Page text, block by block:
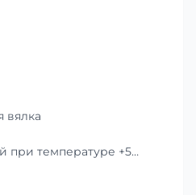
вялка
при температуре +5…